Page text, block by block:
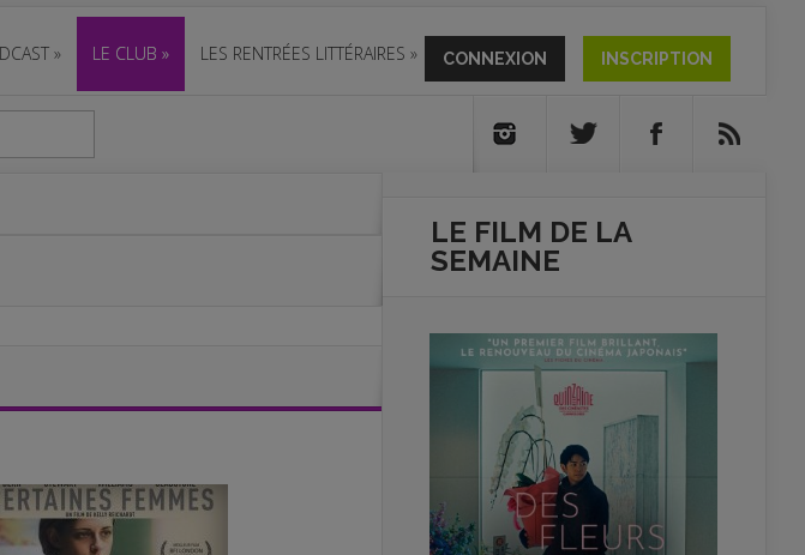
» LE CLUB » LES RENTRÉES LITTÉRAIRES » CONNEXION INSCRIPTION
LE FILM DE LA
SEMAINE